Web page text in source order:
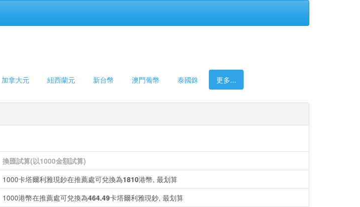
加拿大元 紐西蘭元 新台幣 澳門葡幣 泰國銖 更多...
換匯試算(以1000金額試算)
1000卡塔爾利雅現鈔在推薦處可兌換為1810港幣, 最划算
1000港幣在推薦處可兌換為464.49卡塔爾利雅現鈔, 最划算